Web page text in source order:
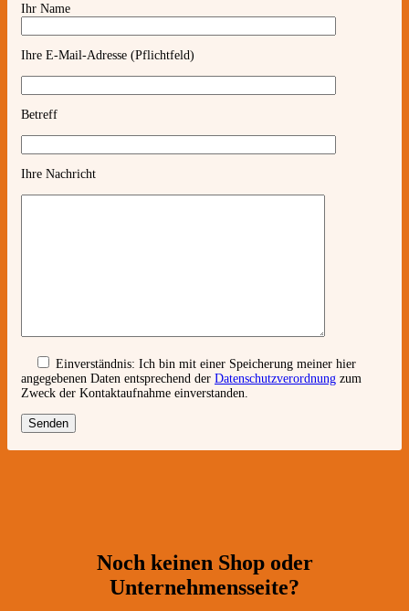
Ihr Name
Ihre E-Mail-Adresse (Pflichtfeld)
Betreff
Ihre Nachricht
Einverständnis: Ich bin mit einer Speicherung meiner hier
angegebenen Daten entsprechend der Datenschutzverordnung zum
Zweck der Kontaktaufnahme einverstanden.
Noch keinen Shop oder
Unternehmensseite?